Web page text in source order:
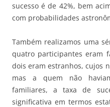
sucesso é de 42%, bem
com probabilidades
Também realizamos uma
quatro participantes eram
dois eram estranhos, cujos
mas a quem não
familiares, a taxa de
significativa em termos